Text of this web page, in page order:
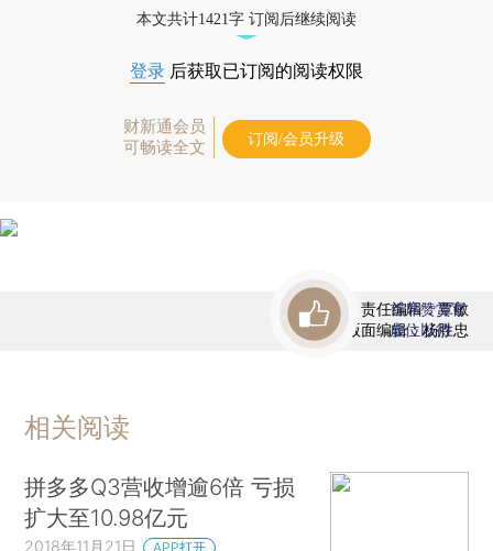
本文共计1421字 订阅后继续阅读
登录 后获取已订阅的阅读权限
财新通会员
可畅读全文
订阅/会员升级
责任编辑：覃敏
版面编辑：杨胜忠
首席赞赏官
虚位以待
相关阅读
拼多多Q3营收增逾6倍 亏损
扩大至10.98亿元
2018年11月21日 APP打开